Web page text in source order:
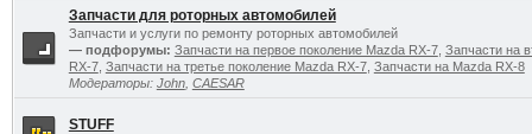
Запчасти для роторных автомобилей
Запчасти и услуги по ремонту роторных автомобилей
— подфорумы: Запчасти на первое поколение Mazda RX-7, Запчасти на
RX-7, Запчасти на третье поколение Mazda RX-7, Запчасти на Mazda RX-8
Модераторы: John, CAESAR
STUFF